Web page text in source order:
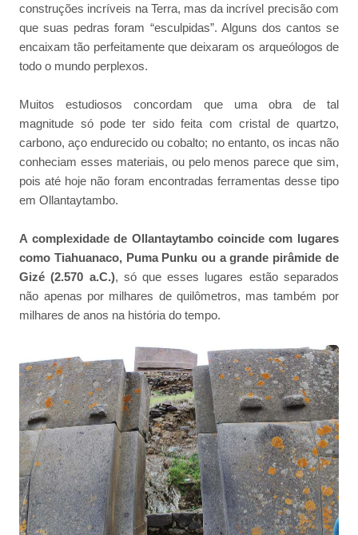
construções incríveis na Terra, mas da incrível precisão com
que suas pedras foram “esculpidas”. Alguns dos cantos se
encaixam tão perfeitamente que deixaram os arqueólogos de
todo o mundo perplexos.
Muitos estudiosos concordam que uma obra de tal
magnitude só pode ter sido feita com cristal de quartzo,
carbono, aço endurecido ou cobalto; no entanto, os incas não
conheciam esses materiais, ou pelo menos parece que sim,
pois até hoje não foram encontradas ferramentas desse tipo
em Ollantaytambo.
A complexidade de Ollantaytambo coincide com lugares
como Tiahuanaco, Puma Punku ou a grande pirâmide de
Gizé (2.570 a.C.), só que esses lugares estão separados
não apenas por milhares de quilômetros, mas também por
milhares de anos na história do tempo.